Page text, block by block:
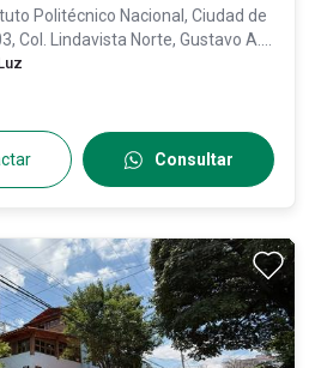
Politécnico Nacional, Ciudad de
Col. Lindavista Norte, Gustavo A.
Consultar